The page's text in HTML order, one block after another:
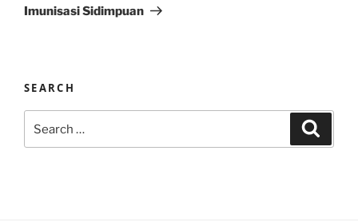
Imunisasi Sidimpuan
SEARCH
for: